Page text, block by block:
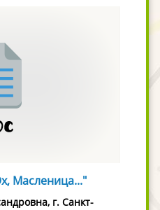
Масленица..."
г. Санкт-